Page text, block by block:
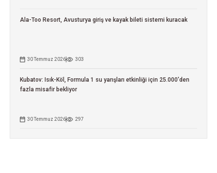
Ala-Too Resort, Avusturya giriş ve kayak bileti sistemi kuracak
30 Temmuz 2026 303
Kubatov: Isık-Köl, Formula 1 su yarışları etkinliği için 25.000'den
fazla misafir bekliyor
30 Temmuz 2026 297